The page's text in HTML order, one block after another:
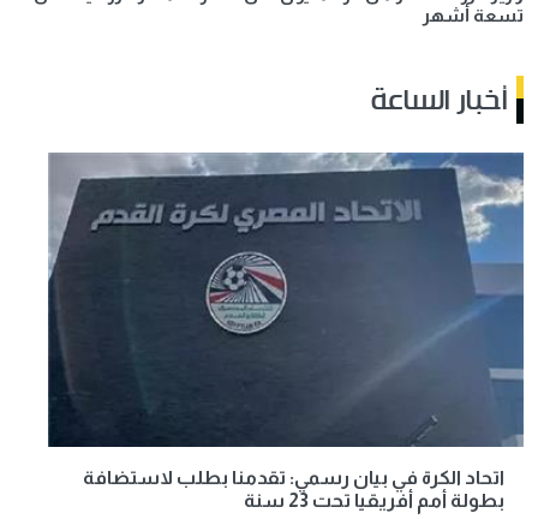
تسعة أشهر
أخبار الساعة
اتحاد الكرة في بيان رسمي: تقدمنا بطلب لاستضافة
بطولة أمم أفريقيا تحت 23 سنة